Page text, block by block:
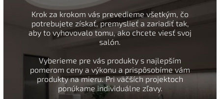
Krok za krokom vás prevedieme všetkým, čo
potrebujete získať, premyslieť a zariadiť tak,
aby to vyhovovalo tomu, ako chcete viesť svoj
salón.
Vyberieme pre vás produkty s najlepším
pomerom ceny a výkonu a prispôsobíme vám
produkty na mieru. Pri väčších projektoch
ponúkame individuálne zľavy.